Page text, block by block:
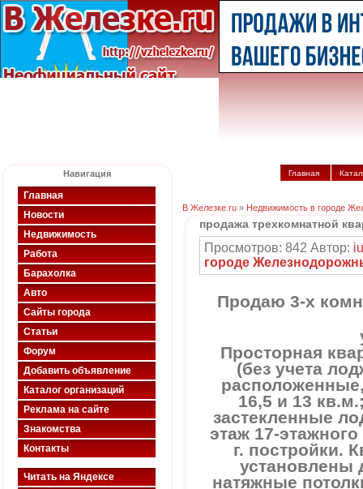
Навигация
Главная
Новости
Недвижимость
Работа
Барахолка
Авто
Сайты города
Статьи
Форум
Добавить объявление
Каталог организаций
Реклама на сайте
Знакомства
Контакты
Читать на Яндексе
Главная
В Железке.ru » Недвижимость в городе
продажа трехкомнатной
Просмотров: 842 Автор:
городе
Продаю 3-х
Просторная
(без учета
16,5 и 13
застекленные
этаж 17-
г. постройки.
установлены
натяжные